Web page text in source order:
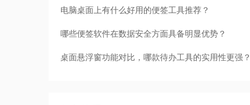
电脑桌面上有什么好用的便签工具推荐？
哪些便签软件在数据安全方面具备明显优势？
桌面悬浮窗功能对比，哪款待办工具的实用性更强？